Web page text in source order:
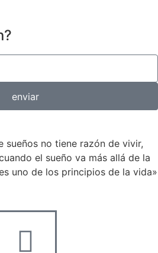
enviar
sueños no tiene razón de vivir,
el sueño va más allá de la
uno de los principios de la vida»